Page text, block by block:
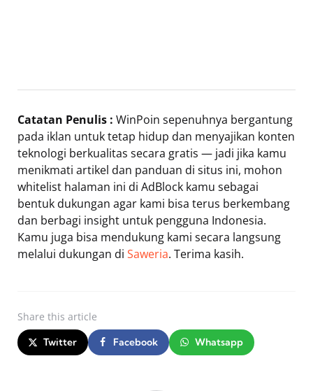
Catatan Penulis : WinPoin sepenuhnya bergantung
pada iklan untuk tetap hidup dan menyajikan konten
teknologi berkualitas secara gratis — jadi jika kamu
menikmati artikel dan panduan di situs ini, mohon
whitelist halaman ini di AdBlock kamu sebagai
bentuk dukungan agar kami bisa terus berkembang
dan berbagi insight untuk pengguna Indonesia.
Kamu juga bisa mendukung kami secara langsung
melalui dukungan di Saweria. Terima kasih.
Share this article
Twitter Facebook Whatsapp